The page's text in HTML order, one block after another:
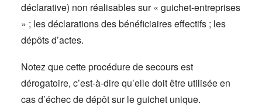
déclarative) non réalisables sur « guichet-entreprises
» ; les déclarations des bénéficiaires effectifs ; les
dépôts d’actes.
Notez que cette procédure de secours est
dérogatoire, c’est-à-dire qu’elle doit être utilisée en
cas d’échec de dépôt sur le guichet unique.